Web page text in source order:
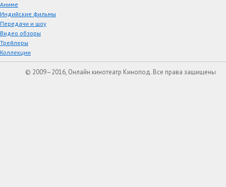
Аниме
Индийские фильмы
Передачи и шоу
Видео обзоры
Трейлеры
Коллекции
© 2009–2016, Онлайн кинотеатр Кинопод. Все права защищены